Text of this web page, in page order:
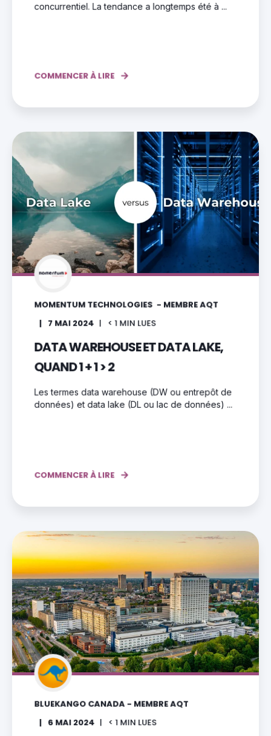
concurrentiel. La tendance a longtemps été à ...
COMMENCER À LIRE
MOMENTUM TECHNOLOGIES - MEMBRE AQT
7 MAI 2024
< 1 MIN LUES
DATA WAREHOUSE ET DATA LAKE,
QUAND 1 + 1 > 2
Les termes data warehouse (DW ou entrepôt de
données) et data lake (DL ou lac de données) ...
COMMENCER À LIRE
BLUEKANGO CANADA - MEMBRE AQT
6 MAI 2024
< 1 MIN LUES